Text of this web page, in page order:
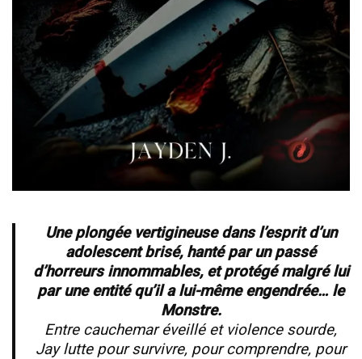
Une plongée vertigineuse dans l’esprit d’un
adolescent brisé, hanté par un passé
d’horreurs innommables, et protégé malgré lui
par une entité qu’il a lui-même engendrée… le
Monstre.
Entre cauchemar éveillé et violence sourde,
Jay lutte pour survivre, pour comprendre, pour